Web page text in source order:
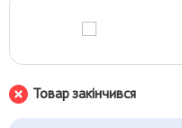
Товар закінчився